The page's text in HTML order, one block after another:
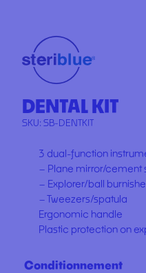
DENTAL KIT
SKU: SB-DENTKIT
3 dual-function
– Plane mirror/cement
– Explorer/ball
– Tweezers/spatula
Ergonomic handle
Plastic protection on
Conditionnement